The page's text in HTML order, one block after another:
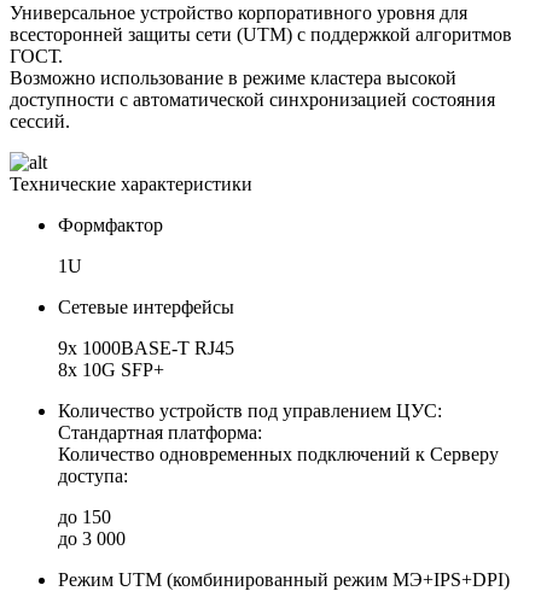
Универсальное устройство корпоративного уровня для
всесторонней защиты сети (UTM) с поддержкой алгоритмов
ГОСТ.
Возможно использование в режиме кластера высокой
доступности с автоматической синхронизацией состояния
сессий.
Технические характеристики
Формфактор
1U
Сетевые интерфейсы
9х 1000BASE-T RJ45
8x 10G SFP+
Количество устройств под управлением ЦУС:
Стандартная платформа:
Количество одновременных подключений к Серверу
доступа:
до 150
до 3 000
Режим UTM (комбинированный режим МЭ+IPS+DPI)